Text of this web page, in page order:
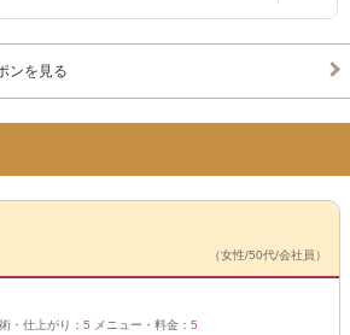
ンを見る
Up
（女性/50代/会社員）
・仕上がり： 5 メニュー・料金： 5